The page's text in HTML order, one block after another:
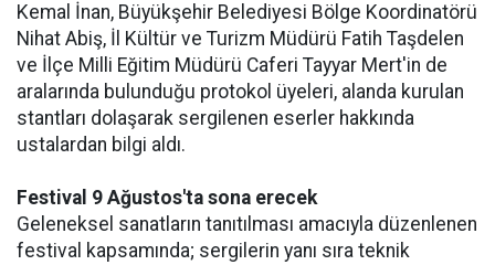
Kemal İnan, Büyükşehir Belediyesi Bölge Koordinatörü
Nihat Abiş, İl Kültür ve Turizm Müdürü Fatih Taşdelen
ve İlçe Milli Eğitim Müdürü Caferi Tayyar Mert'in de
aralarında bulunduğu protokol üyeleri, alanda kurulan
stantları dolaşarak sergilenen eserler hakkında
ustalardan bilgi aldı.
Festival 9 Ağustos'ta sona erecek
Geleneksel sanatların tanıtılması amacıyla düzenlenen
festival kapsamında; sergilerin yanı sıra teknik